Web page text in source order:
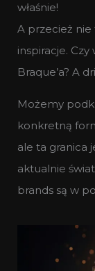
właśnie!
A przecież
inspiracje. Czy
Braque’a? A
Możemy
konkretną
ale ta granica
aktualnie
brands są w